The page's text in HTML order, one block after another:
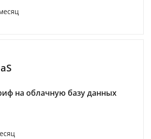
на облачную базу данных